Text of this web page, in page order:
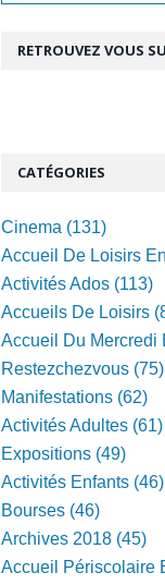
CATÉGORIES
Cinema (131)
Accueil De Loisirs
Activités Ados (113)
Accueils De Loisirs
Accueil Du Mercredi
Restezchezvous (75)
Manifestations (62)
Activités Adultes (61)
Expositions (49)
Activités Enfants (46)
Bourses (46)
Archives 2018 (45)
Accueil Périscolaire
RETROUVEZ VOUS